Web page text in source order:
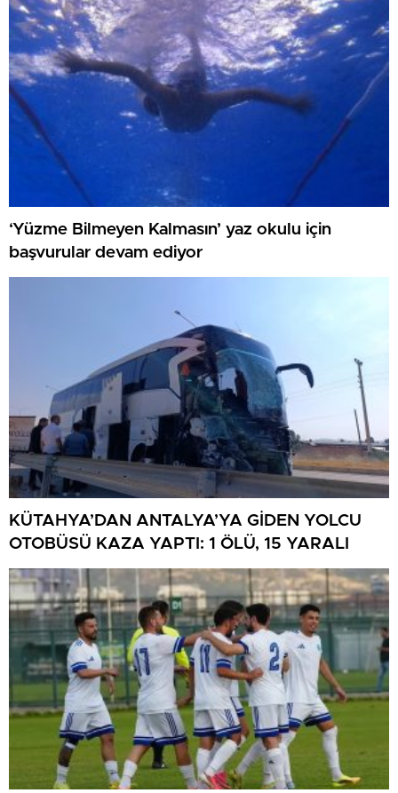
‘Yüzme Bilmeyen Kalmasın’ yaz okulu için
başvurular devam ediyor
KÜTAHYA’DAN ANTALYA’YA GİDEN YOLCU
OTOBÜSÜ KAZA YAPTI: 1 ÖLÜ, 15 YARALI